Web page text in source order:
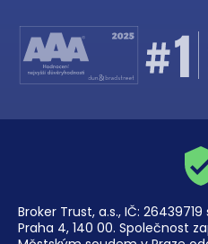
Broker Trust, a.s., IČ:
Praha 4, 140 00. Společnost